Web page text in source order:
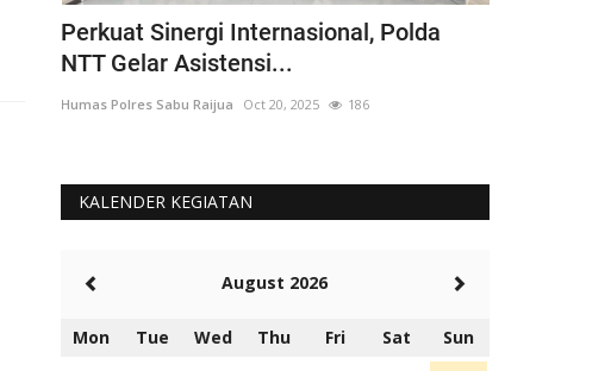
Perkuat Sinergi Internasional, Polda
NTT Gelar Asistensi...
Humas Polres Sabu Raijua Oct 20, 2025 186
KALENDER KEGIATAN
August 2026
Mon Tue Wed Thu Fri Sat Sun